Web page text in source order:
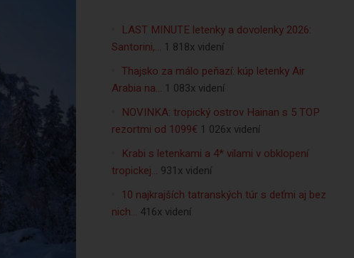
LAST MINUTE letenky a dovolenky 2026:
Santorini,… 1 818x videní
Thajsko za málo peňazí: kúp letenky Air
Arabia na… 1 083x videní
NOVINKA: tropický ostrov Hainan s 5 TOP
rezortmi od 1099€ 1 026x videní
Krabi s letenkami a 4* vilami v obklopení
tropickej… 931x videní
10 najkrajších tatranských túr s deťmi aj bez
nich… 416x videní